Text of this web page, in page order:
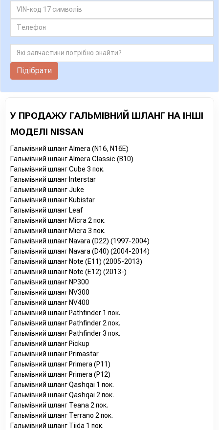
Підібрати
У ПРОДАЖУ ГАЛЬМІВНИЙ ШЛАНГ НА ІНШІ
МОДЕЛІ NISSAN
Гальмівний шланг Almera (N16, N16E)
Гальмівний шланг Almera Classic (B10)
Гальмівний шланг Cube 3 пок.
Гальмівний шланг Interstar
Гальмівний шланг Juke
Гальмівний шланг Kubistar
Гальмівний шланг Leaf
Гальмівний шланг Micra 2 пок.
Гальмівний шланг Micra 3 пок.
Гальмівний шланг Navara (D22) (1997-2004)
Гальмівний шланг Navara (D40) (2004-2014)
Гальмівний шланг Note (E11) (2005-2013)
Гальмівний шланг Note (E12) (2013-)
Гальмівний шланг NP300
Гальмівний шланг NV300
Гальмівний шланг NV400
Гальмівний шланг Pathfinder 1 пок.
Гальмівний шланг Pathfinder 2 пок.
Гальмівний шланг Pathfinder 3 пок.
Гальмівний шланг Pickup
Гальмівний шланг Primastar
Гальмівний шланг Primera (P11)
Гальмівний шланг Primera (P12)
Гальмівний шланг Qashqai 1 пок.
Гальмівний шланг Qashqai 2 пок.
Гальмівний шланг Teana 2 пок.
Гальмівний шланг Terrano 2 пок.
Гальмівний шланг Tiida 1 пок.